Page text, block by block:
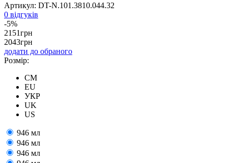
Артикул: DT-N.101.3810.044.32
0 відгуків
-5%
2151грн
2043грн
додати до обраного
Розмір:
CM
EU
УКР
UK
US
946 мл
946 мл
946 мл